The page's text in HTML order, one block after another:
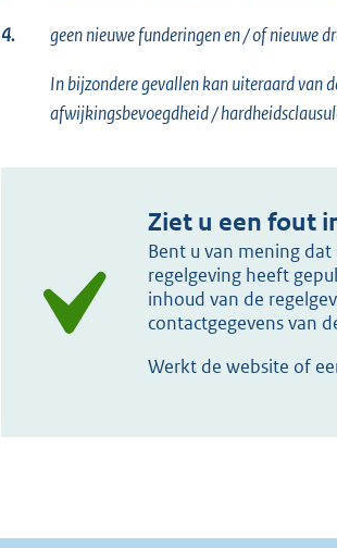
4. geen nieuwe funderingen en / of nieuwe
In bijzondere gevallen kan uiteraard van
afwijkingsbevoegdheid /
Ziet u een fout
Bent u van mening
regelgeving heeft
inhoud van de
contactgegevens van
Werkt de website of